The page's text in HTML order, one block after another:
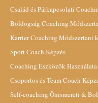
Család és Párkapcsolati
Boldogság Coaching
Karrier Coaching Módszertani
Sport Coach Képzés
Coaching Eszközök
Csoportos és Team Coach
Self-coaching Önismereti &